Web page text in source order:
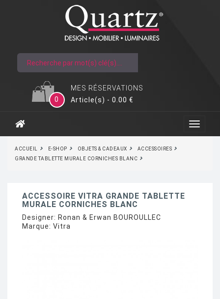
MES RÉSERVATIONS
0
Article(s) - 0.00 €
ACCUEIL E-SHOP OBJETS & CADEAUX
ACCESSOIRES
GRANDE TABLETTE MURALE CORNICHES BLANC
ACCESSOIRE VITRA GRANDE TABLETTE
MURALE CORNICHES BLANC
Designer: Ronan & Erwan BOUROULLEC
Marque: Vitra